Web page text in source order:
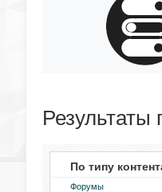
Результаты
По типу
Форумы